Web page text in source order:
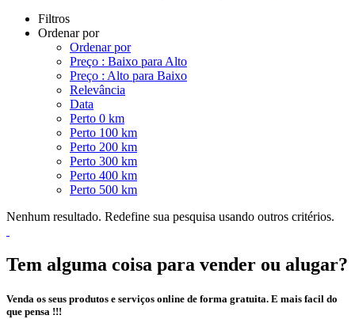
Filtros
Ordenar por
Ordenar por
Preço : Baixo para Alto
Preço : Alto para Baixo
Relevância
Data
Perto 0 km
Perto 100 km
Perto 200 km
Perto 300 km
Perto 400 km
Perto 500 km
Nenhum resultado. Redefine sua pesquisa usando outros critérios.
Tem alguma coisa para vender ou alugar?
Venda os seus produtos e serviços online de forma gratuita. E mais facil do
que pensa !!!